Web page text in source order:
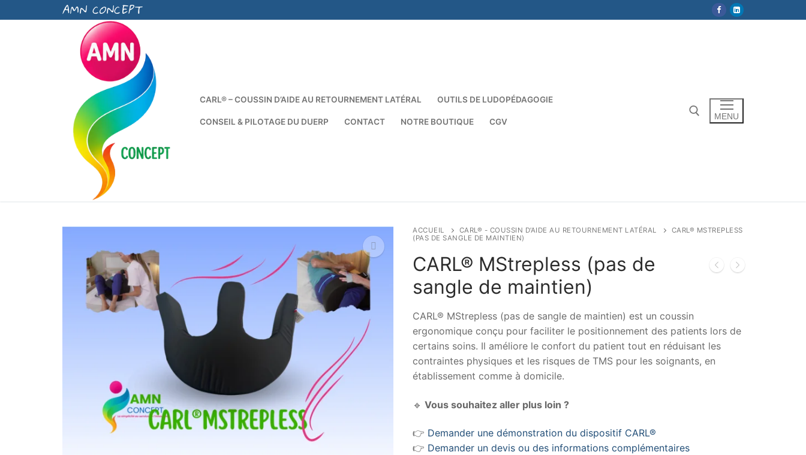
au
AMN CONCEPT
CARL® – COUSSIN D’AIDE AU RETOURNEMENT LATÉRAL OUTILS DE LUDOPÉDAGOGIE
CONSEIL & PILOTAGE DU DUERP CONTACT NOTRE BOUTIQUE CGV
MENU
🔍
ACCUEIL CARL® - COUSSIN D’AIDE AU RETOURNEMENT LATÉRAL
CARL® MSTREPLESS
(PAS DE SANGLE DE MAINTIEN)
CARL® MStrepless (pas de
sangle de maintien)
CARL® MStrepless (pas de sangle de maintien) est un coussin
ergonomique conçu pour faciliter le positionnement des patients lors de
certains soins. Il améliore le confort du patient tout en réduisant les
contraintes physiques et les risques de TMS pour les soignants, en
établissement comme à domicile.
🔹 Vous souhaitez aller plus loin ?
👉 Demander une démonstration du dispositif CARL®
👉 Demander un devis ou des informations complémentaires